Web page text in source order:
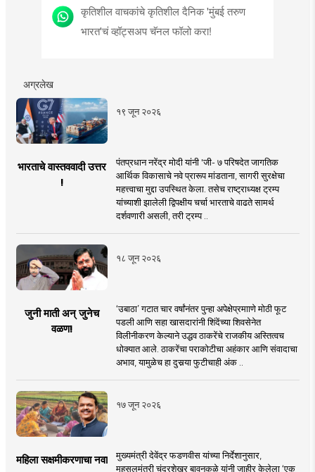
कृतिशील वाचकांचे कृतिशील दैनिक 'मुंबई तरुण
भारत'चं व्हॉट्सअप चॅनल फॉलो करा!
अग्रलेख
१९ जून २०२६
भारताचे वास्तववादी उत्तर
!
पंतप्रधान नरेंद्र मोदी यांनी 'जी- ७ परिषदेत जागतिक
आर्थिक विकासाचे नवे प्रारूप मांडताना, सागरी सुरक्षेचा
महत्त्वाचा मुद्दा उपस्थित केला. तसेच राष्ट्राध्यक्ष ट्रम्प
यांच्याशी झालेली द्विपक्षीय चर्चा भारताचे वाढते सामर्थ
दर्शवणारी असली, तरी ट्रम्प ..
१८ जून २०२६
जुनी माती अन् जुनेच
वळण!
‘उबाठा’ गटात चार वर्षांनंतर पुन्हा अपेक्षेप्रमााणे मोठी फूट
पडली आणि सहा खासदारांनी शिंदेंच्या शिवसेनेत
विलीनीकरण केल्याने उद्धव ठाकरेंचे राजकीय अस्तित्वच
धोक्यात आले. ठाकरेंचा पराकोटीचा अहंकार आणि संवादाचा
अभाव, यामुळेच हा दुसर्‍या फुटीचाही अंक ..
१७ जून २०२६
महिला सक्षमीकरणाचा नवा
मुख्यमंत्री देवेंद्र फडणवीस यांच्या निर्देशानुसार,
महसूलमंत्री चंद्रशेखर बावनकुळे यांनी जाहीर केलेला ‘एक